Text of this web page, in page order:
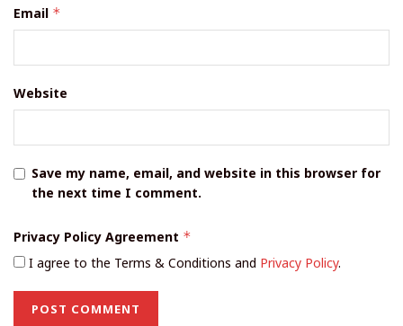
Email *
Website
Save my name, email, and website in this browser for
the next time I comment.
Privacy Policy Agreement *
I agree to the Terms & Conditions and Privacy Policy.